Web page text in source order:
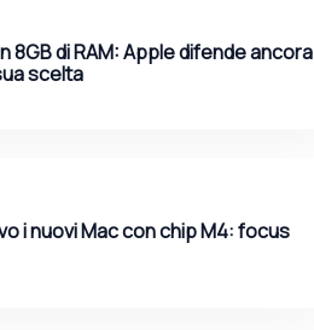
8GB di RAM: Apple difende ancora
scelta
i nuovi Mac con chip M4: focus